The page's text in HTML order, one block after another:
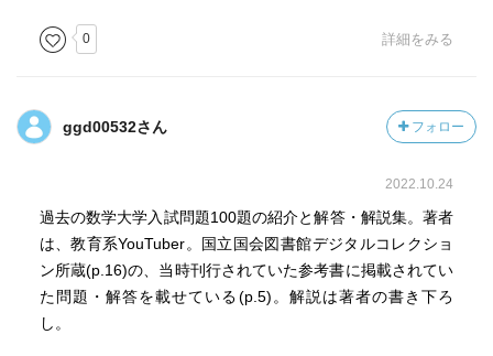
0 詳細をみる
ggd00532さん フォロー
2022.10.24
過去の数学大学入試問題100題の紹介と解答・解説集。著者
は、教育系YouTuber。国立国会図書館デジタルコレクショ
ン所蔵(p.16)の、当時刊行されていた参考書に掲載されてい
た問題・解答を載せている(p.5)。解説は著者の書き下ろ
し。